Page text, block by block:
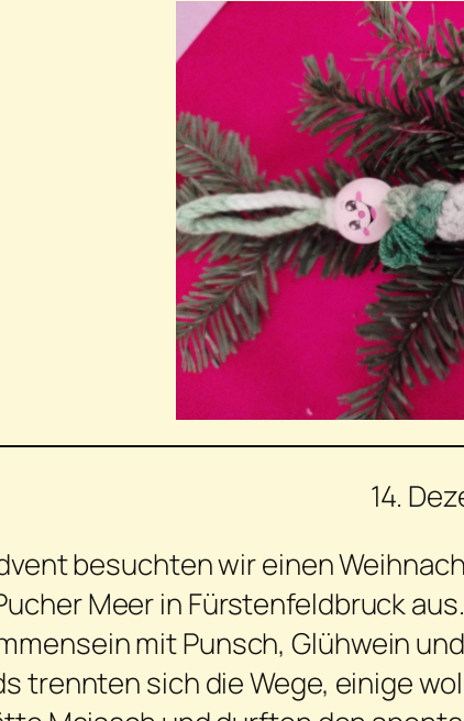
14.
besuchten wir einen
Meer in Fürstenfeldbruck
mit Punsch, Glühwein
trennten sich die Wege, einige